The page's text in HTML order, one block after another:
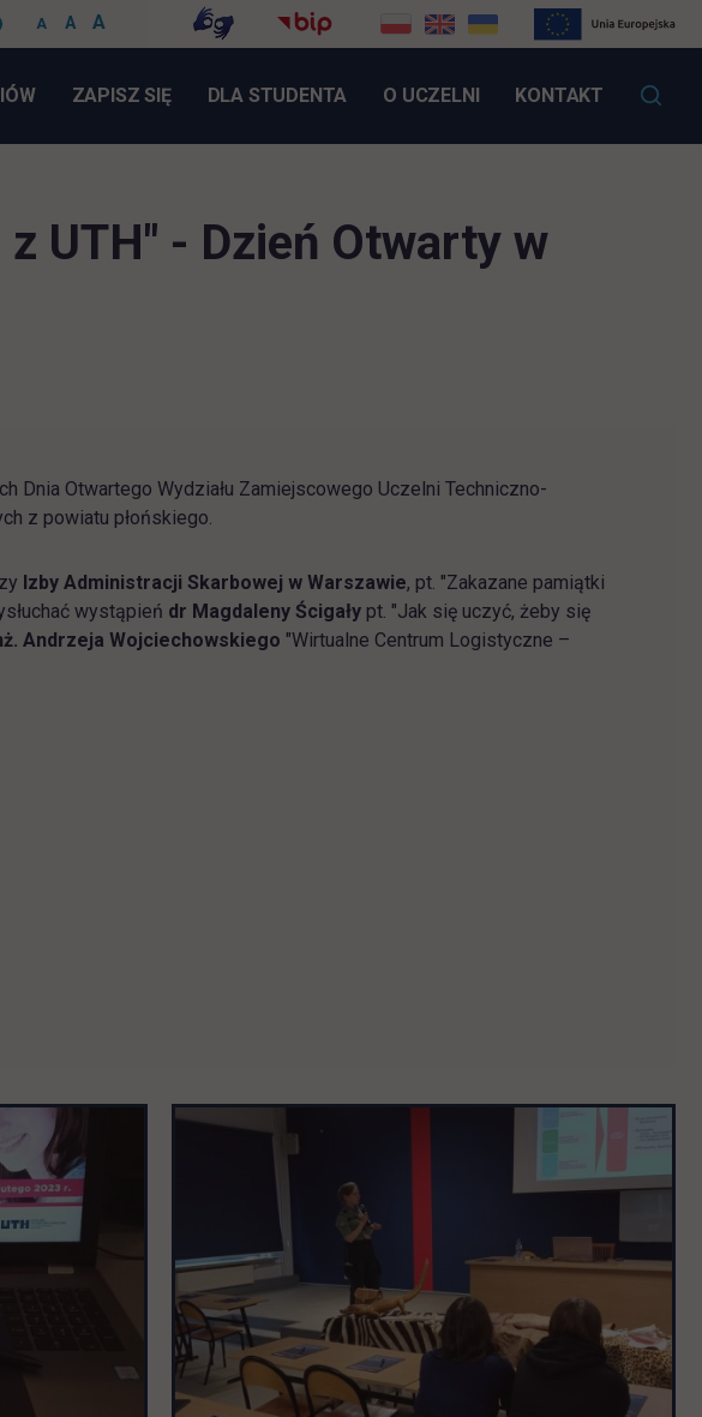
A A
A
ZAPISZ SIĘLINK OTWIERA SIĘ W NOWEJ KARCIE
DLA STUDENTA O UCZELNI KONTAKT
UTH" - Dzień Otwarty w
Dnia Otwartego Wydziału Zamiejscowego Uczelni Techniczno-
z powiatu płońskiego.
Izby Administracji Skarbowej w Warszawie, pt. "Zakazane pamiątki
wystąpień dr Magdaleny Ścigały pt. "Jak się uczyć, żeby się
Andrzeja Wojciechowskiego "Wirtualne Centrum Logistyczne –